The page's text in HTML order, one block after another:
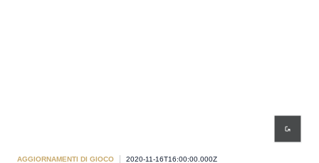
AGGIORNAMENTI DI GIOCO 2020-11-16T16:00:00.000Z